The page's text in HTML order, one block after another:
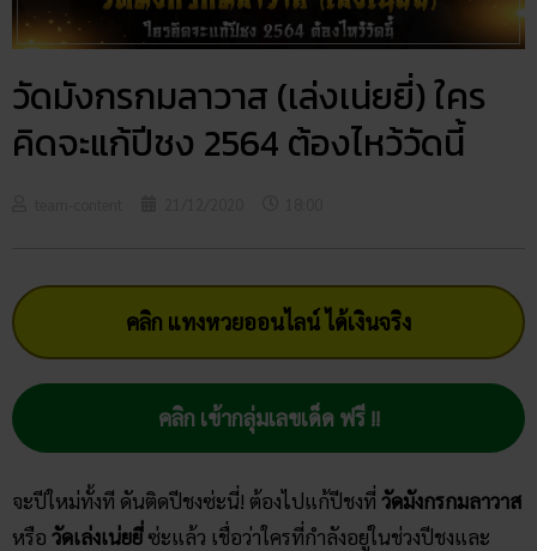
วัดมังกร​กมลาวาส (เล่งเน่ยยี่) ใคร
คิดจะแก้ปีชง 2564 ต้องไหว้วัดนี้
คลิก แทงหวยออนไลน์ ได้เงินจริง
คลิก เข้ากลุ่มเลขเด็ด ฟรี !!
จะปีใหม่ทั้งที ดันติดปีชงซ่ะนี่! ต้องไปแก้ปีชงที่ วัดมังกร​กมลาวาส
หรือ วัดเล่งเน่ยยี่ซ่ะแล้ว เชื่อว่าใครที่กำลังอยู่ในช่วงปีชงและ